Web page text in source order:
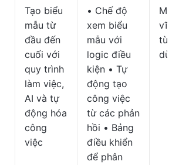
Tạo biểu
mẫu từ
đầu đến
cuối với
quy trình
làm việc,
AI và tự
động hóa
công
việc
• Chế độ
xem biểu
mẫu với
logic điều
kiện • Tự
động tạo
công việc
từ các phản
hồi • Bảng
điều khiển
để phân
từ